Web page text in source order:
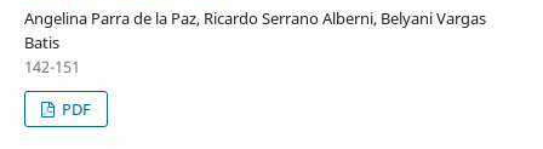
Angelina Parra de la Paz, Ricardo Serrano Alberni, Belyani Vargas
Batis
142-151
PDF